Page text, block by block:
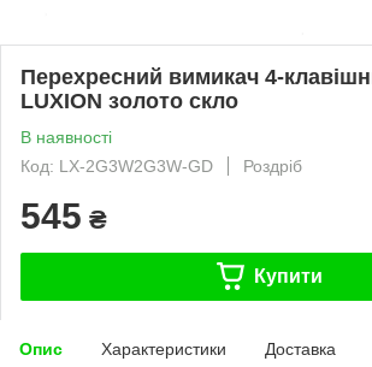
Перехресний вимикач 4-
LUXION золото скло
В наявності
Код: LX-2G3W2G3W-GD
Роздріб
545 ₴
Купити
Опис Характеристики Доставка